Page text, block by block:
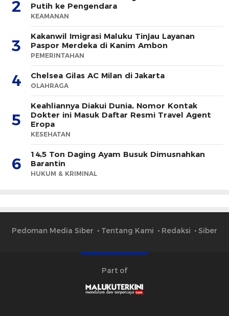
2
Putih ke Pengendara
KEAMANAN
3
Kakanwil Imigrasi Maluku Tinjau Layanan
Paspor Merdeka di Kanim Ambon
PEMERINTAHAN
4 Chelsea Gilas AC Milan di Jakarta
OLAHRAGA
5
Keahliannya Diakui Dunia, Nomor Kontak
Dokter ini Masuk Daftar Resmi Travel Agent
Eropa
KESEHATAN
6
14,5 Ton Daging Ayam Busuk Dimusnahkan
Barantin
HUKUM & KRIMINAL
Pedoman Media Siber Tentang Kami Redaksi Siber
Part of